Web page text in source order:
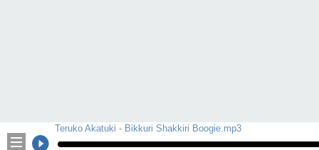
Teruko Akatuki - Bikkuri Shakkiri Boogie.mp3